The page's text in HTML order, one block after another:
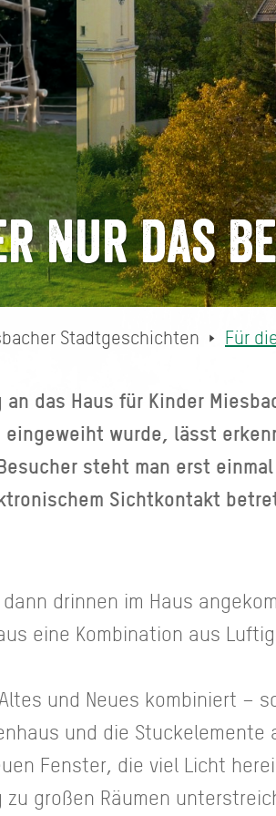
nur das
Stadtgeschichten Für
das Haus für Kinder
wurde, lässt
steht man erst
Sichtkontakt
drinnen im Haus
eine Kombination aus
und Neues kombiniert –
und die Stuckelemente
Fenster, die viel Licht
zu großen Räumen